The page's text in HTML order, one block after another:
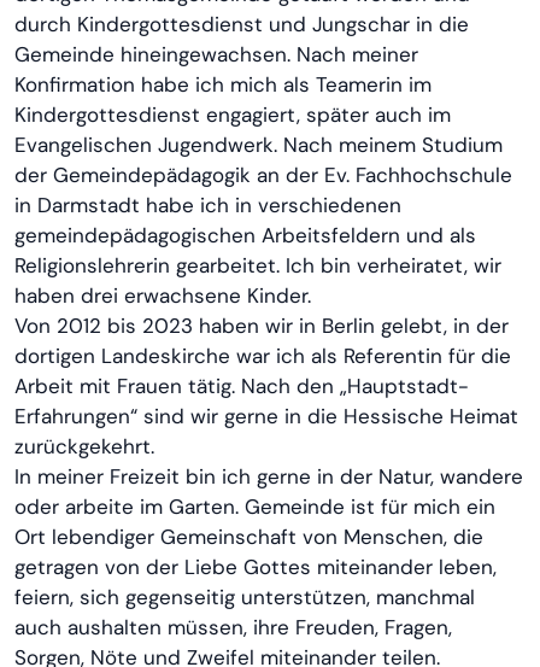
durch Kindergottesdienst und Jungschar in die
Gemeinde hineingewachsen. Nach meiner
Konfirmation habe ich mich als Teamerin im
Kindergottesdienst engagiert, später auch im
Evangelischen Jugendwerk. Nach meinem Studium
der Gemeindepädagogik an der Ev. Fachhochschule
in Darmstadt habe ich in verschiedenen
gemeindepädagogischen Arbeitsfeldern und als
Religionslehrerin gearbeitet. Ich bin verheiratet, wir
haben drei erwachsene Kinder.
Von 2012 bis 2023 haben wir in Berlin gelebt, in der
dortigen Landeskirche war ich als Referentin für die
Arbeit mit Frauen tätig. Nach den „Hauptstadt-
Erfahrungen“ sind wir gerne in die Hessische Heimat
zurückgekehrt.
In meiner Freizeit bin ich gerne in der Natur, wandere
oder arbeite im Garten. Gemeinde ist für mich ein
Ort lebendiger Gemeinschaft von Menschen, die
getragen von der Liebe Gottes miteinander leben,
feiern, sich gegenseitig unterstützen, manchmal
auch aushalten müssen, ihre Freuden, Fragen,
Sorgen, Nöte und Zweifel miteinander teilen.